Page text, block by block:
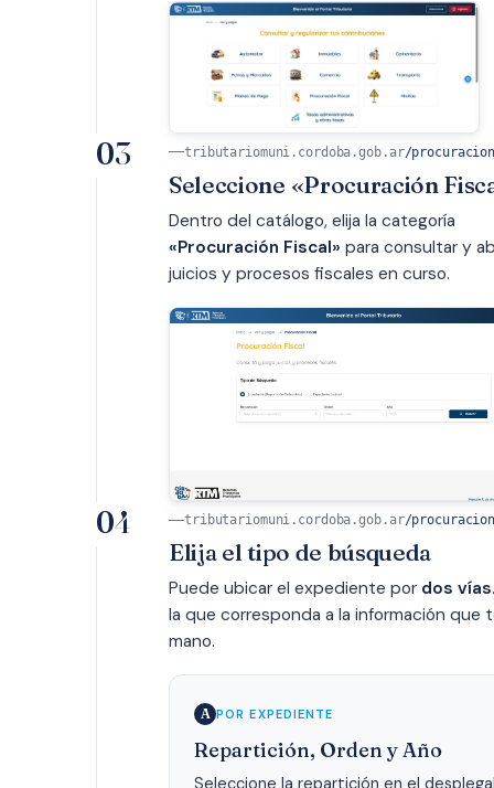
03 tributariomuni.cordoba.gob.ar/
Seleccione «Procuración
Dentro del catálogo, elija la categoría
«Procuración Fiscal» para consultar y
juicios y procesos fiscales en curso.
04 tributariomuni.cordoba.gob.ar/
Elija el tipo de búsqueda
Puede ubicar el expediente por dos vías
la que corresponda a la información que
mano.
A POR EXPEDIENTE
Repartición, Orden y Año
Seleccione la repartición en el